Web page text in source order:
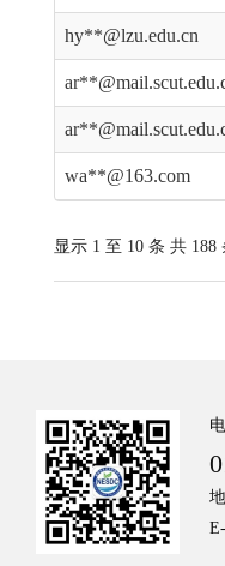
hy**@lzu.edu.cn
wa**@163.com
显示 1 至 10 条 共 188